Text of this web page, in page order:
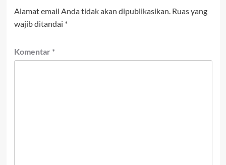
Alamat email Anda tidak akan dipublikasikan. Ruas yang
wajib ditandai *
Komentar *